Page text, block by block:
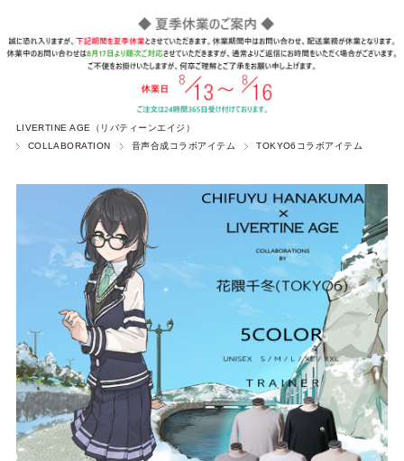
LIVERTINE AGE（リバティーンエイジ）
COLLABORATION
音声合成コラボアイテム TOKYO6コラボアイテム